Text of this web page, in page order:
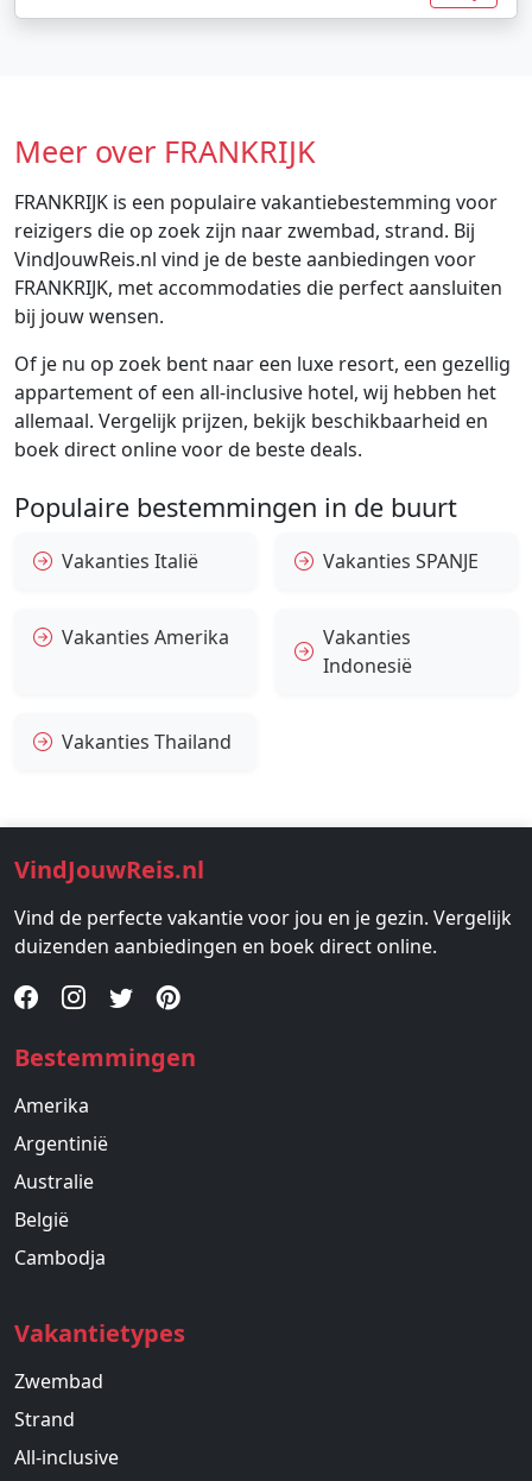
Meer over FRANKRIJK
FRANKRIJK is een populaire vakantiebestemming voor
reizigers die op zoek zijn naar zwembad, strand. Bij
VindJouwReis.nl vind je de beste aanbiedingen voor
FRANKRIJK, met accommodaties die perfect aansluiten
bij jouw wensen.
Of je nu op zoek bent naar een luxe resort, een gezellig
appartement of een all-inclusive hotel, wij hebben het
allemaal. Vergelijk prijzen, bekijk beschikbaarheid en
boek direct online voor de beste deals.
Populaire bestemmingen in de buurt
Vakanties Italië Vakanties SPANJE
Vakanties Amerika
Vakanties
Indonesië
Vakanties Thailand
VindJouwReis.nl
Vind de perfecte vakantie voor jou en je gezin. Vergelijk
duizenden aanbiedingen en boek direct online.
Bestemmingen
Amerika
Argentinië
Australie
België
Cambodja
Vakantietypes
Zwembad
Strand
All-inclusive